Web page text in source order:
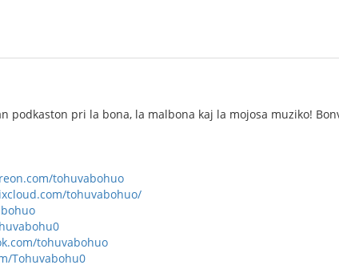
podkaston pri la bona, la malbona kaj la mojosa muziko!
tohuvabohuo
tohuvabohuo/
tohuvabohuo
Tohuvabohu0